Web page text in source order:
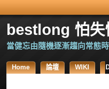
bestlong 怕失
當健忘由隨機逐漸趨向常態
Home 論壇 WIKI